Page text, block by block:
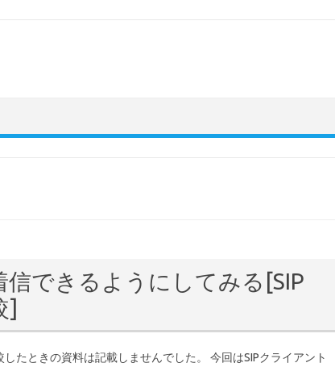
信できるようにしてみる[SIP
]
たときの資料は記載しませんでした。 今回はSIPクライアント